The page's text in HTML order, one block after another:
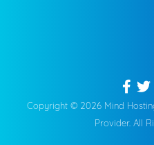
Copyright © 2026 Mind
Provider. All